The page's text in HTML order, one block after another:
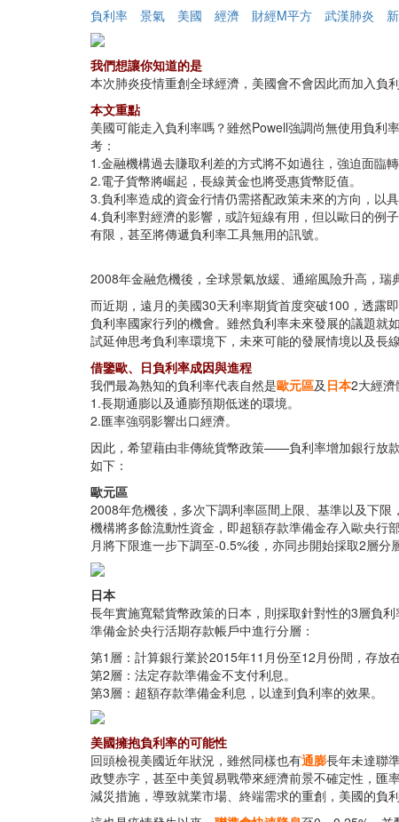
負利率
景氣 美國 經濟 財經M平方 武漢肺炎
我們想讓你知道的是
本次肺炎疫情重創全球經濟，美國會不會因此而加入負
本文重點
美國可能走入負利率嗎？雖然Powell強調尚無使用負利
考：
1.金融機構過去賺取利差的方式將不如過往，強迫面臨轉
2.電子貨幣將崛起，長線黃金也將受惠貨幣貶值。
3.負利率造成的資金行情仍需搭配政策未來的方向，以
4.負利率對經濟的影響，或許短線有用，但以歐日的例
有限，甚至將傳遞負利率工具無用的訊號。
2008年金融危機後，全球景氣放緩、通縮風險升高，瑞
而近期，遠月的美國30天利率期貨首度突破100，透露
負利率國家行列的機會。雖然負利率未來發展的議題
試延伸思考負利率環境下，未來可能的發展情境以及長
借鑒歐、日負利率成因與進程
我們最為熟知的負利率代表自然是歐元區及 日本2大經濟
1.長期通膨以及通膨預期低迷的環境。
2.匯率強弱影響出口經濟。
因此，希望藉由非傳統貨幣政策——負利率增加銀行放
如下：
歐元區
2008年危機後，多次下調利率區間上限、基準以及下限
機構將多餘流動性資金，即超額存款準備金存入歐央行
月將下限進一步下調至-0.5%後，亦同步開始採取2層分
日本
長年實施寬鬆貨幣政策的日本，則採取針對性的3層負
準備金於央行活期存款帳戶中進行分層：
第1層：計算銀行業於2015年11月份至12月份間，存放
第2層：法定存款準備金不支付利息。
第3層：超額存款準備金利息，以達到負利率的效果。
美國擁抱負利率的可能性
回頭檢視美國近年狀況，雖然同樣也有通膨長年未達聯
政雙赤字，甚至中美貿易戰帶來經濟前景不確定性，匯
減災措施，導致就業市場、終端需求的重創，美國的負